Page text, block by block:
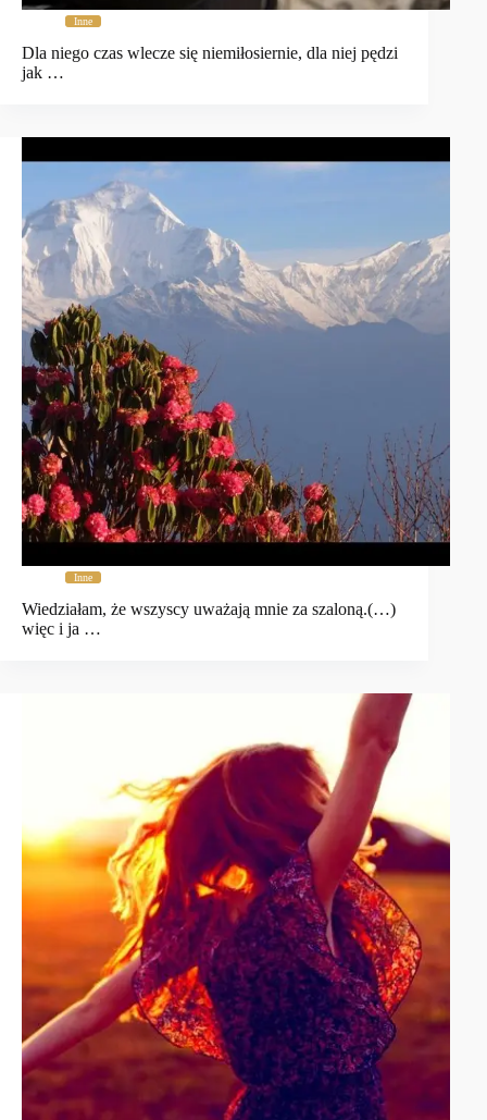
Inne
Dla niego czas wlecze się niemiłosiernie, dla niej pędzi
jak …
Inne
Wiedziałam, że wszyscy uważają mnie za szaloną.(…)
więc i ja …